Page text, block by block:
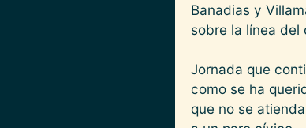
Banadias y
sobre la línea del
Jornada que
como se ha
que no se